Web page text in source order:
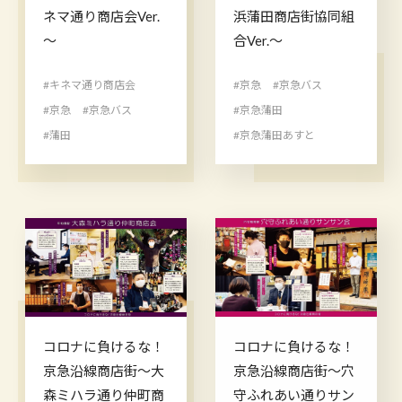
ネマ通り商店会Ver.
～
#キネマ通り商店会
#京急
#京急バス
#蒲田
浜蒲田商店街協同組
合Ver.～
#京急
#京急バス
#京急蒲田
#京急蒲田あすと
コロナに負けるな！
京急沿線商店街～大
森ミハラ通り仲町商
コロナに負けるな！
京急沿線商店街～穴
守ふれあい通りサン